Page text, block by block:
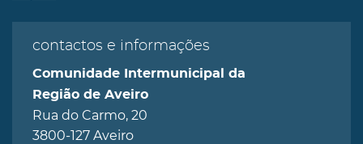
contactos e informações
Comunidade Intermunicipal da
Região de Aveiro
Rua do Carmo, 20
3800-127 Aveiro